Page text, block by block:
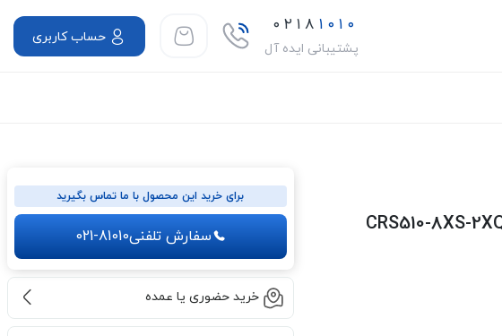
۰۲۱۸ ۱۰۱۰
پشتیبانی ایده آل
حساب کاربری
برای خرید این محصول با ما تماس بگیرید
سفارش تلفنی021-81010
خرید حضوری یا عمده